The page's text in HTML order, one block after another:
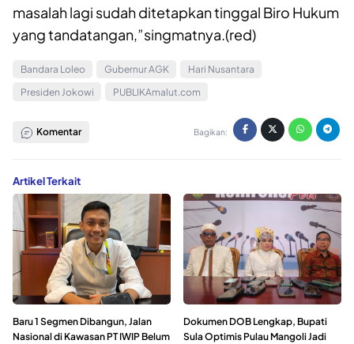
masalah lagi sudah ditetapkan tinggal Biro Hukum
yang tandatangan,”singmatnya.(red)
Bandara Loleo Gubernur AGK
Hari Nusantara
Presiden Jokowi
PUBLIKAmalut.com
Komentar Bagikan:
Artikel Terkait
Baru 1 Segmen Dibangun, Jalan
Nasional di Kawasan PT IWIP Belum
Dokumen DOB Lengkap, Bupati
Sula Optimis Pulau Mangoli Jadi